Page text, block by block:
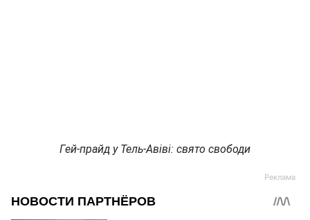
Гей-прайд у Тель-Авіві: свято свободи